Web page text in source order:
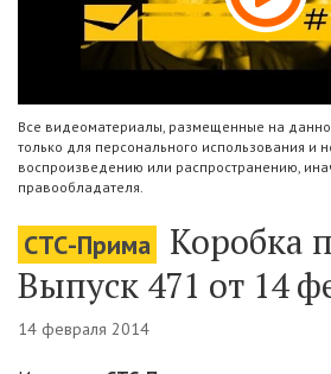
Все видеоматериалы, размещенные на
только для персонального использования и
воспроизведению или распространению,
правообладателя.
СТС-Прима
Коробка
Выпуск 471 от 14
14 февраля 2014